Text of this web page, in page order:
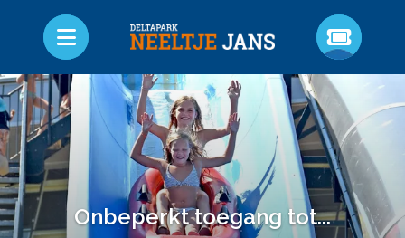
Onbeperkt toegang tot...